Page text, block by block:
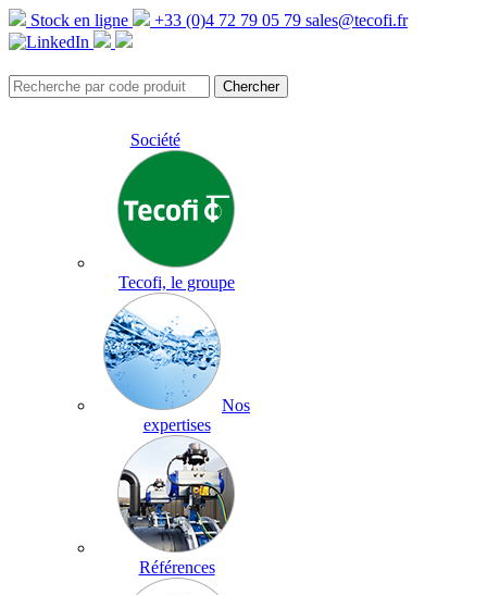
Stock en ligne +33 (0)4 72 79 05 79 sales@tecofi.fr
Société
Tecofi, le groupe
Nos
expertises
Références